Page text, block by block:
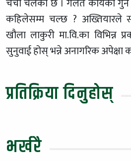
चर्चा चलेको छ । गलत कार्यको गुन
कहिलेसम्म चल्छ ? अख्तियारले
खौला लाकुरी मा.वि.का
सुनुवाई होस् भन्ने अनागरिक अपेक्षा
प्रतिक्रिया दिनुहोस्
भर्खरै